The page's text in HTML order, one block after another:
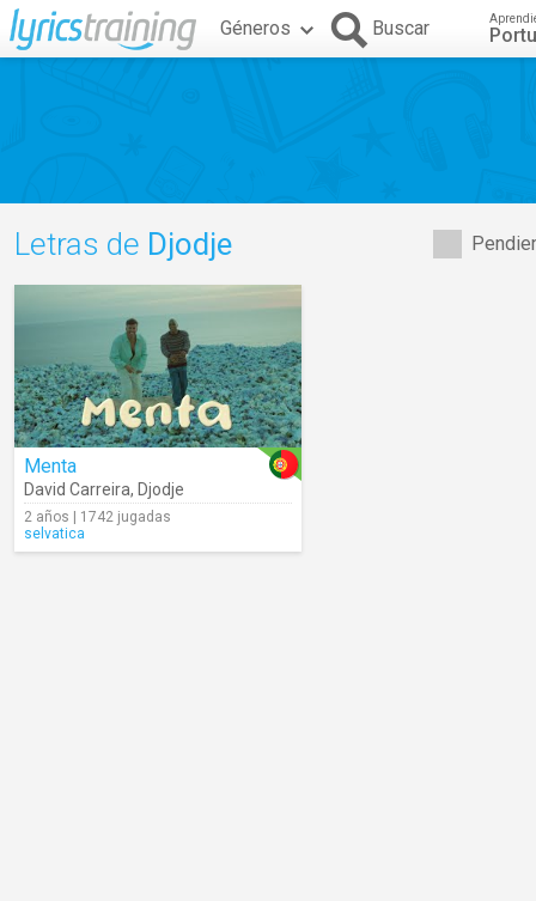
Géneros Buscar
Letras de Djodje
Menta
David Carreira, Djodje
2 años | 1742 jugadas
selvatica